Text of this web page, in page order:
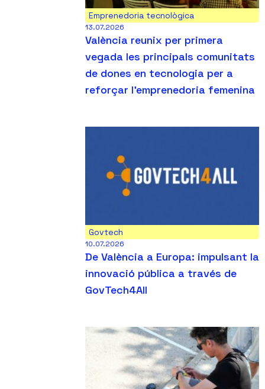
Emprenedoria tecnològica
13.07.2026
València reunix per primera
vegada les principals comunitats
de dones en tecnologia per a
reforçar l’emprenedoria femenina
Govtech
10.07.2026
De València a Europa: impulsant la
innovació pública a través de
GovTech4All